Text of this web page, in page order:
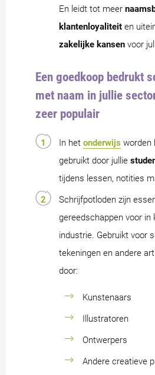
En leidt tot meer
klantenloyaliteit en
zakelijke kansen voor
Een goedkoop bedrukt
met naam in jullie
zeer populair
In het onderwijs worden
gebruikt door jullie
tijdens lessen, notities
Schrijfpotloden zijn
gereedschappen voor in
industrie. Gebruikt voor
tekeningen en andere
door:
Kunstenaars
Illustratoren
Ontwerpers
Andere creatieve